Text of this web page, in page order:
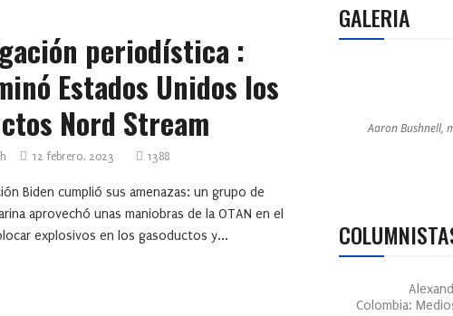
periodística :
Estados Unidos los
Nord Stream
12 febrero, 2023 1388
Biden cumplió sus amenazas: un grupo de
aprovechó unas maniobras de la OTAN en el
explosivos en los gasoductos y...
GALERIA
Aaron Bushnell,
Colombia: